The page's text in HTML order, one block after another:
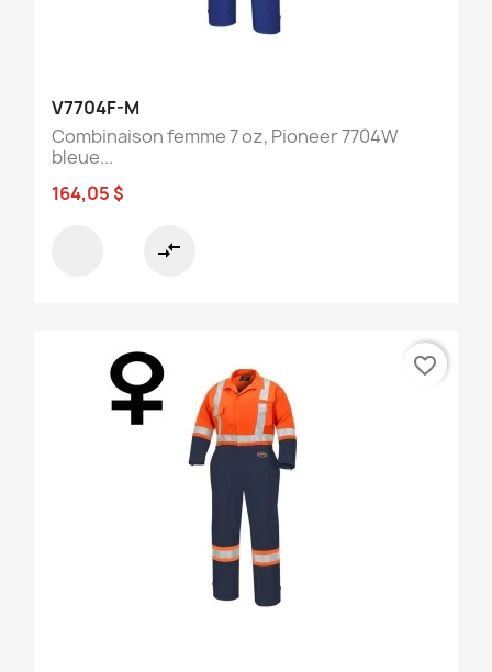
V7704F-M
Combinaison femme 7 oz, Pioneer 7704W
bleue...
164,05 $
compare_arrows
favorite_border